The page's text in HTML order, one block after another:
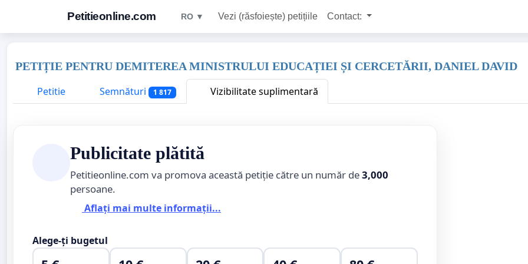
Petitieonline.com RO ▼ Vezi (răsfoiește) petițiile Contact:
PETIȚIE PENTRU DEMITEREA MINISTRULUI EDUCAȚIEI ȘI CERCETĂRII, DANIEL DAVID
Petitie
Semnături 1 817 Vizibilitate suplimentară
Publicitate plătită
Petitieonline.com va promova această petiție către un număr de3,000
persoane.
Aflați mai multe informații...
Alege-ți bugetul